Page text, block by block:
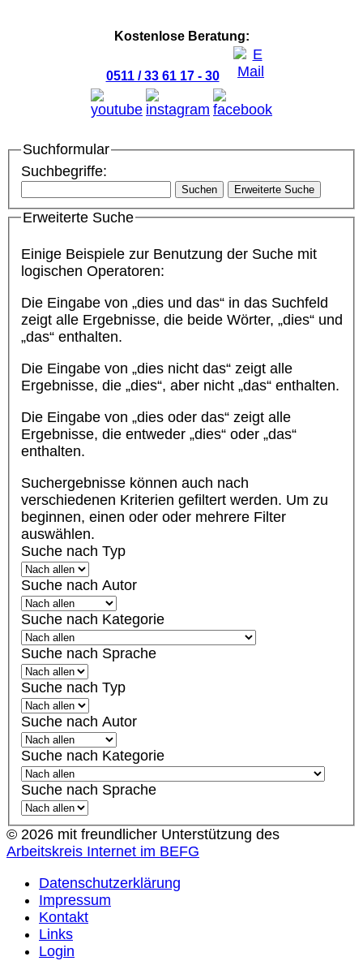
Kostenlose Beratung:
0511 / 33 61 17 - 30
Suchformular
Suchbegriffe:
Suchen Erweiterte Suche
Erweiterte Suche
Einige Beispiele zur Benutzung der Suche mit
logischen Operatoren:
Die Eingabe von „dies und das“in das Suchfeld
zeigt alle Ergebnisse, die beide Wörter, „dies“ und
„das“ enthalten.
Die Eingabe von „dies nicht das“zeigt alle
Ergebnisse, die „dies“, aber nicht „das“ enthalten.
Die Eingabe von „dies oder das“zeigt alle
Ergebnisse, die entweder „dies“ oder „das“
enthalten.
Suchergebnisse können auch nach
verschiedenen Kriterien gefiltert werden. Um zu
beginnen, einen oder oder mehrere Filter
auswählen.
Suche nach Typ
Suche nach Autor
Suche nach Kategorie
Suche nach Sprache
Suche nach Typ
Suche nach Autor
Suche nach Kategorie
Suche nach Sprache
© 2026 mit freundlicher Unterstützung des
Arbeitskreis Internet im BEFG
Datenschutzerklärung
Impressum
Kontakt
Links
Login